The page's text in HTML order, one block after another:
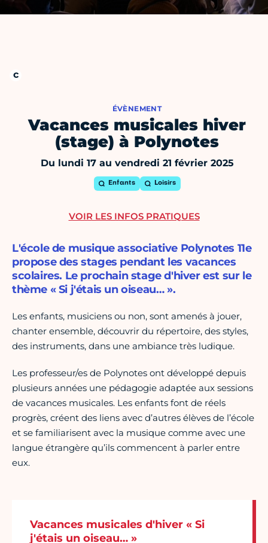
ÉVÈNEMENT
Vacances musicales hiver
(stage) à Polynotes
Du lundi 17 au vendredi 21 février 2025
Enfants Loisirs
L'école de musique associative Polynotes 11e
propose des stages pendant les vacances
scolaires. Le prochain stage d'hiver est sur le
thème « Si j'étais un oiseau… ».
Les enfants, musiciens ou non, sont amenés à jouer,
chanter ensemble, découvrir du répertoire, des styles,
des instruments, dans une ambiance très ludique.
Les professeur/es de Polynotes ont développé depuis
plusieurs années une pédagogie adaptée aux sessions
de vacances musicales. Les enfants font de réels
progrès, créent des liens avec d’autres élèves de l’école
et se familiarisent avec la musique comme avec une
langue étrangère qu’ils commencent à parler entre
eux.
Vacances musicales d'hiver « Si
j'étais un oiseau… »
VOIR LES INFOS PRATIQUES